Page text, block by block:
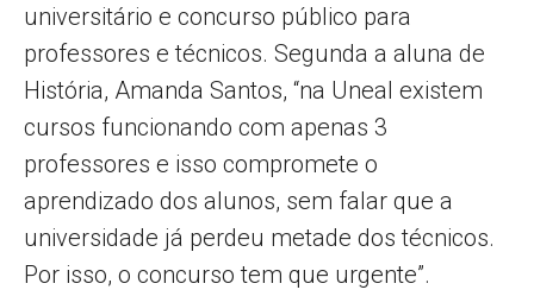
universitário e concurso público para
professores e técnicos. Segunda a aluna de
História, Amanda Santos, “na Uneal existem
cursos funcionando com apenas 3
professores e isso compromete o
aprendizado dos alunos, sem falar que a
universidade já perdeu metade dos técnicos.
Por isso, o concurso tem que urgente”.